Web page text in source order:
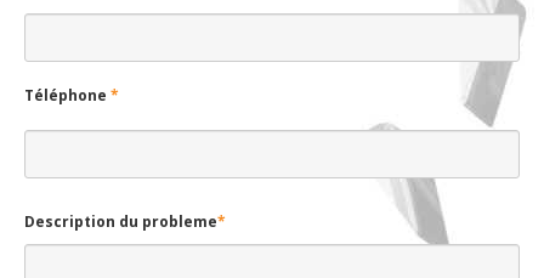
Téléphone *
Description du probleme*